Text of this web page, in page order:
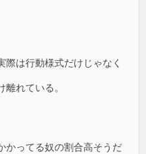
際は行動様式だけじゃなく
れている。
かってる奴の割合高そうだ